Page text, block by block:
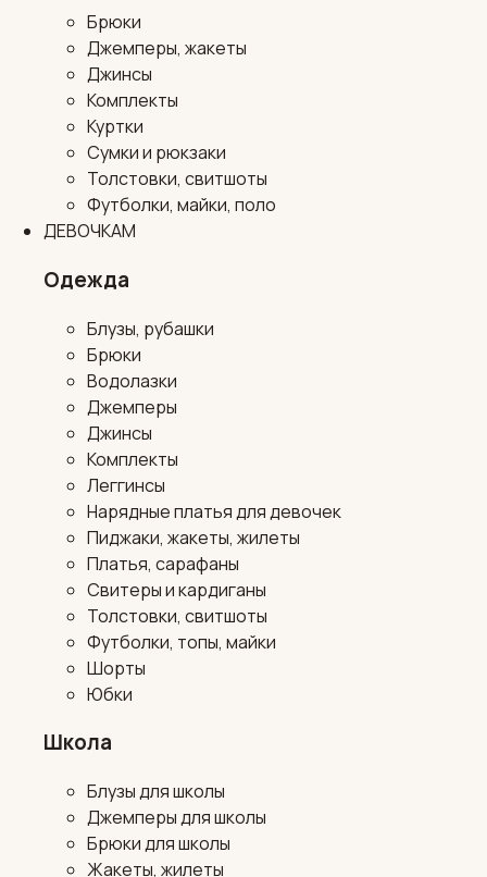
Брюки
Джемперы, жакеты
Джинсы
Комплекты
Куртки
Сумки и рюкзаки
Толстовки, свитшоты
Футболки, майки, поло
ДЕВОЧКАМ
Одежда
Блузы, рубашки
Брюки
Водолазки
Джемперы
Джинсы
Комплекты
Леггинсы
Нарядные платья для девочек
Пиджаки, жакеты, жилеты
Платья, сарафаны
Свитеры и кардиганы
Толстовки, свитшоты
Футболки, топы, майки
Шорты
Юбки
Школа
Блузы для школы
Джемперы для школы
Брюки для школы
Жакеты, жилеты